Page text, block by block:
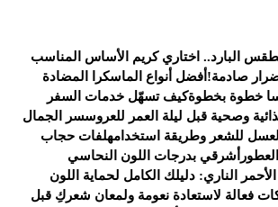
البارد.. اختاري كريم الأساس المناسب
صادمة! أفضل أنواع الماسكرا المضادة
خطوة بخطوةكيف تسهّل خدمات السفر
وصحية قبل ليلة العمر للعروسسر الجمال
للشعر وطريقة استخدامهلفات حجاب
أشرقي بدرجات اللون النحاسي
الأحمر الناري: دليلك الكامل لحماية اللون
فعالة لاستعادة نعومة ولمعان شعركِ قبل